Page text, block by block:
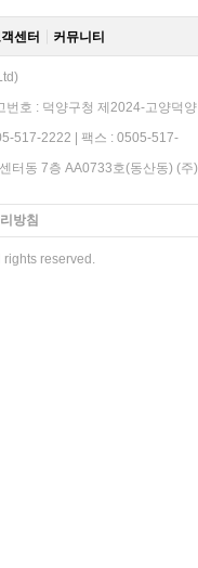
센터 커뮤니티
호 : 덕양구청 제2024-고양덕양
517-2222 | 팩스 : 0505-517-
터동 7층 AA0733호(동산동) (주)
방침
reserved.